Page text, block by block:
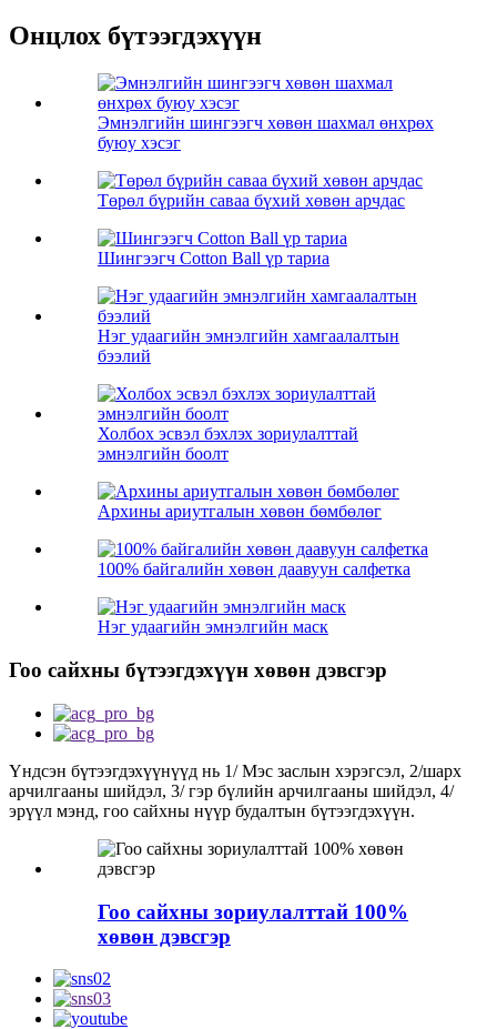
Онцлох бүтээгдэхүүн
Эмнэлгийн шингээгч хөвөн шахмал өнхрөх
буюу хэсэг
Төрөл бүрийн саваа бүхий хөвөн арчдас
Шингээгч Cotton Ball үр тариа
Нэг удаагийн эмнэлгийн хамгаалалтын
бээлий
Холбох эсвэл бэхлэх зориулалттай
эмнэлгийн боолт
Архины ариутгалын хөвөн бөмбөлөг
100% байгалийн хөвөн даавуун салфетка
Нэг удаагийн эмнэлгийн маск
Гоо сайхны бүтээгдэхүүн хөвөн дэвсгэр
Үндсэн бүтээгдэхүүнүүд нь 1/ Мэс заслын хэрэгсэл, 2/шарх
арчилгааны шийдэл, 3/ гэр бүлийн арчилгааны шийдэл, 4/
эрүүл мэнд, гоо сайхны нүүр будалтын бүтээгдэхүүн.
Гоо сайхны зориулалттай 100%
хөвөн дэвсгэр